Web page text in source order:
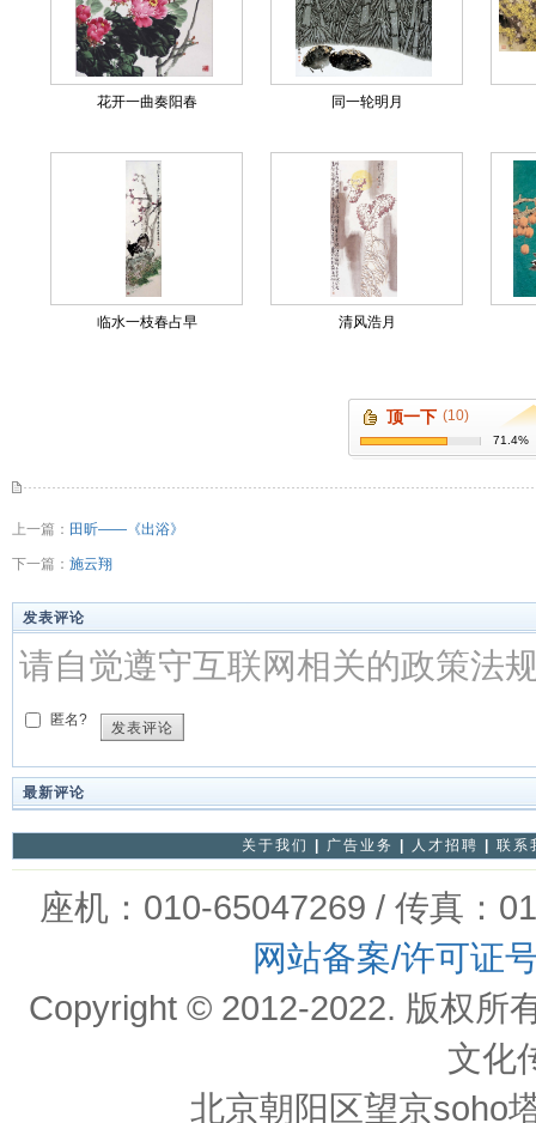
花开一曲奏阳春 同一轮明月
临水一枝春占早 清风浩月
顶一下 (10)
71.4%
上一篇： 田昕——《出浴》
下一篇： 施云翔
发表评论
请自觉遵守互联网相关的政策法
匿名?
发表评论
最新评论
关于我们 广告业务 人才招聘 联系
座机：010-65047269 / 传真：
网站备案/许可证
Copyright © 2012-2022. 版权所
文化
北京朝阳区望京soho